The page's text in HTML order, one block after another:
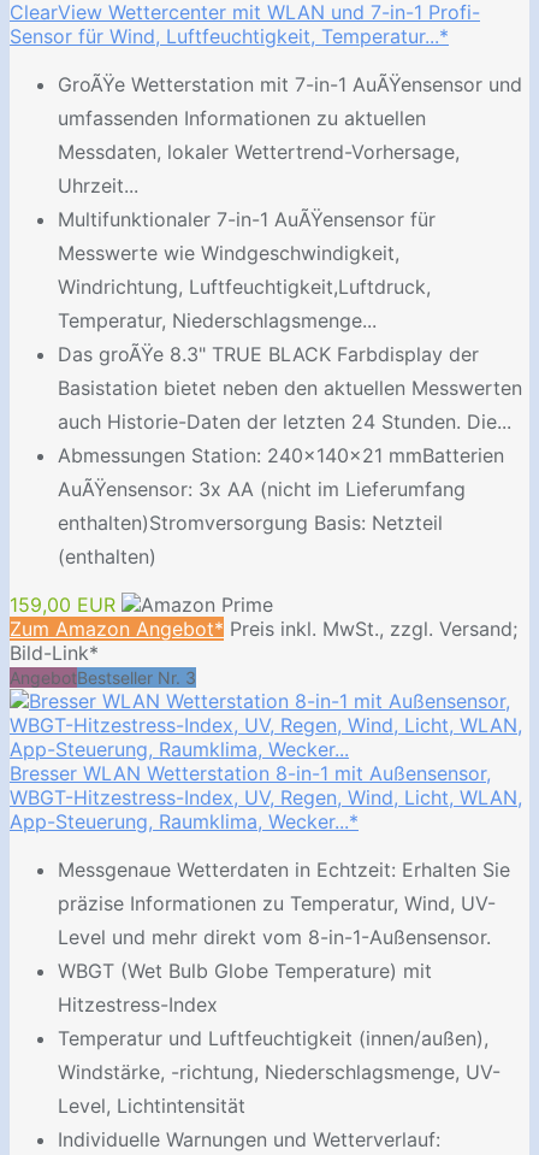
ClearView Wettercenter mit WLAN und 7-in-1 Profi-
Sensor für Wind, Luftfeuchtigkeit, Temperatur...*
GroÃŸe Wetterstation mit 7-in-1 AuÃŸensensor und
umfassenden Informationen zu aktuellen
Messdaten, lokaler Wettertrend-Vorhersage,
Uhrzeit...
Multifunktionaler 7-in-1 AuÃŸensensor für
Messwerte wie Windgeschwindigkeit,
Windrichtung, Luftfeuchtigkeit,Luftdruck,
Temperatur, Niederschlagsmenge...
Das groÃŸe 8.3" TRUE BLACK Farbdisplay der
Basistation bietet neben den aktuellen Messwerten
auch Historie-Daten der letzten 24 Stunden. Die...
Abmessungen Station: 240x140x21 mmBatterien
AuÃŸensensor: 3x AA (nicht im Lieferumfang
enthalten)Stromversorgung Basis: Netzteil
(enthalten)
159,00 EUR
Zum Amazon Angebot* Preis inkl. MwSt., zzgl. Versand;
Bild-Link*
AngebotBestseller Nr. 3
Bresser WLAN Wetterstation 8-in-1 mit Außensensor,
WBGT-Hitzestress-Index, UV, Regen, Wind, Licht, WLAN,
App-Steuerung, Raumklima, Wecker...*
Messgenaue Wetterdaten in Echtzeit: Erhalten Sie
präzise Informationen zu Temperatur, Wind, UV-
Level und mehr direkt vom 8-in-1-Außensensor.
WBGT (Wet Bulb Globe Temperature) mit
Hitzestress-Index
Temperatur und Luftfeuchtigkeit (innen/außen),
Windstärke, -richtung, Niederschlagsmenge, UV-
Level, Lichtintensität
Individuelle Warnungen und Wetterverlauf: